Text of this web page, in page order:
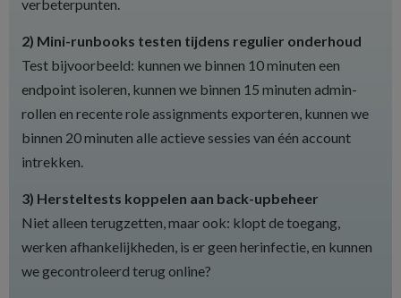
verbeterpunten.
2) Mini-runbooks testen tijdens regulier onderhoud
Test bijvoorbeeld: kunnen we binnen 10 minuten een
endpoint isoleren, kunnen we binnen 15 minuten admin-
rollen en recente role assignments exporteren, kunnen we
binnen 20 minuten alle actieve sessies van één account
intrekken.
3) Hersteltests koppelen aan back-upbeheer
Niet alleen terugzetten, maar ook: klopt de toegang,
werken afhankelijkheden, is er geen herinfectie, en kunnen
we gecontroleerd terug online?